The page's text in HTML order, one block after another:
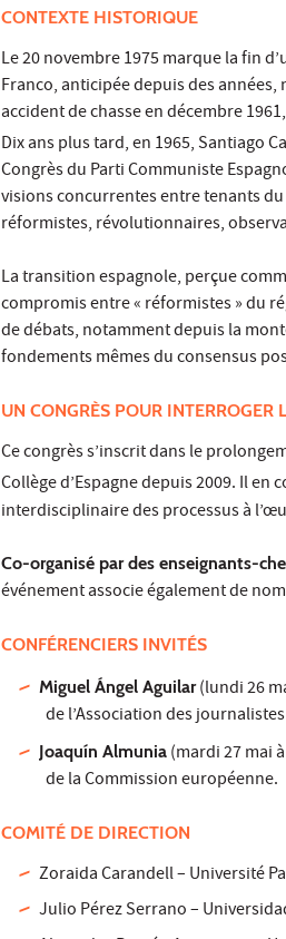
CONTEXTE HISTORIQUE
Le 20 novembre 1975 marque la fin
Franco, anticipée depuis des
accident de chasse en décembre
Dix ans plus tard, en 1965, Santiago
Congrès du Parti Communiste
visions concurrentes entre tenants
réformistes, révolutionnaires,
La transition espagnole, perçue
compromis entre « réformistes » du
de débats, notamment depuis la
fondements mêmes du consensus
UN CONGRÈS POUR INTERROGER
Ce congrès s’inscrit dans le
Collège d’Espagne depuis 2009. Il en
interdisciplinaire des processus à
Co-organisé par des enseignants-
événement associe également de
CONFÉRENCIERS INVITÉS
Miguel Ángel Aguilar(lundi 26
de l’Association des
Joaquín Almunia (mardi 27 mai
de la Commission européenne.
COMITÉ DE DIRECTION
Zoraida Carandell – Université
Julio Pérez Serrano –